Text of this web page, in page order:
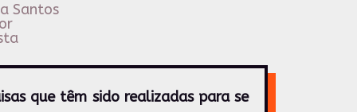
Santos
que têm sido realizadas para se